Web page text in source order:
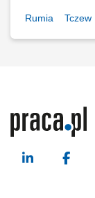
Rumia Tczew